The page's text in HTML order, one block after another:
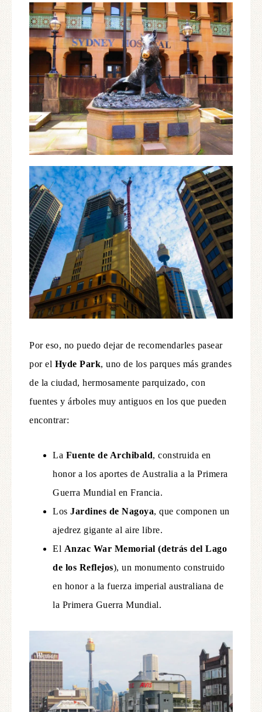
Por eso, no puedo dejar de recomendarles pasear
por el Hyde Park, uno de los parques más grandes
de la ciudad, hermosamente parquizado, con
fuentes y árboles muy antiguos en los que pueden
encontrar:
La Fuente de Archibald, construida en
honor a los aportes de Australia a la Primera
Guerra Mundial en Francia.
Los Jardines de Nagoya, que componen un
ajedrez gigante al aire libre.
El Anzac War Memorial (detrás del Lago
de los Reflejos), un monumento construido
en honor a la fuerza imperial australiana de
la Primera Guerra Mundial.